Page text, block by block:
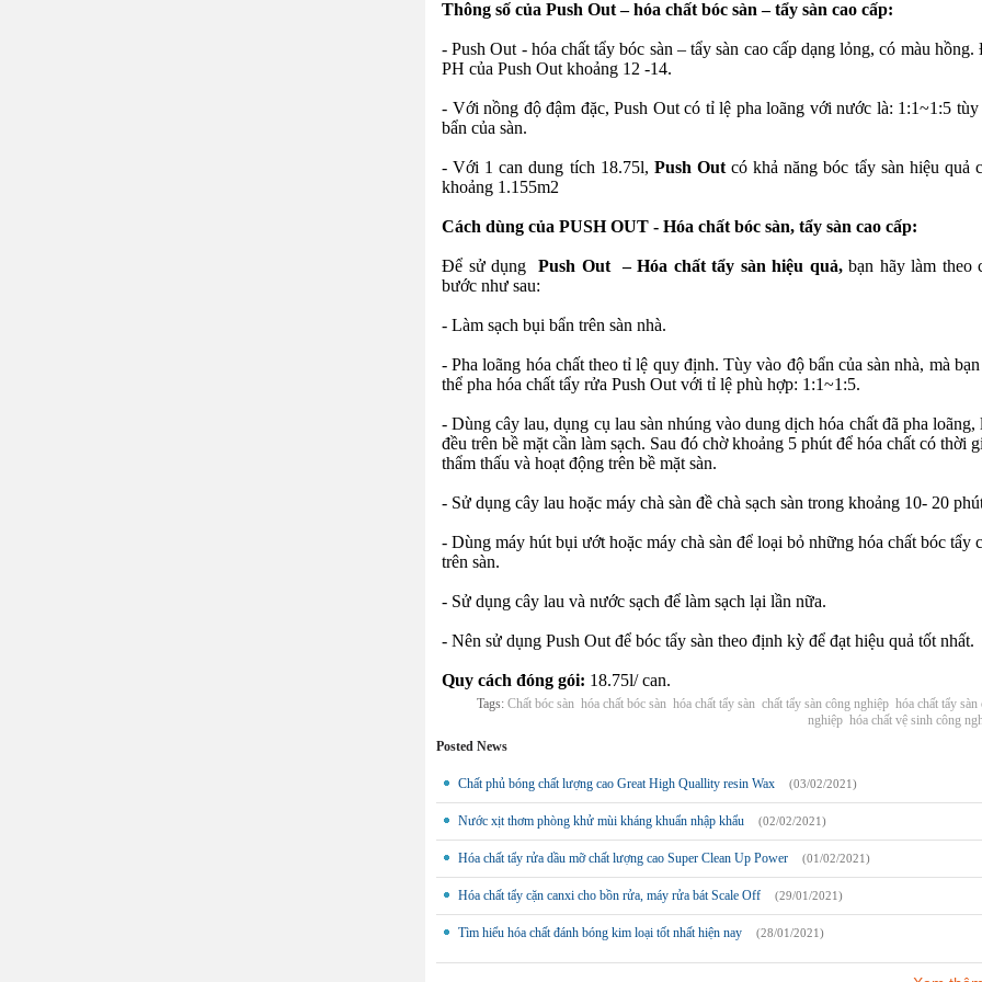
Thông số của Push Out – hóa chất bóc sàn – tẩy sàn cao cấp:
- Push Out - hóa chất tẩy bóc sàn – tẩy sàn cao cấp dạng lỏng, có màu
PH của Push Out khoảng 12 -14.
- Với nồng độ đậm đặc, Push Out có tỉ lệ pha loãng với nước là: 1:1~1:5 tùy
bẩn của sàn.
- Với 1 can dung tích 18.75l, Push Outcó khả năng bóc tẩy sàn hiệu quả
khoảng 1.155m2
Cách dùng của PUSH OUT - Hóa chất bóc sàn, tẩy sàn cao cấp:
Để sử dụng Push Out – Hóa chất tẩy sàn hiệu quả,bạn hãy làm theo
bước như sau:
- Làm sạch bụi bẩn trên sàn nhà.
- Pha loãng hóa chất theo tỉ lệ quy định. Tùy vào độ bẩn của sàn nhà, mà
thể pha hóa chất tẩy rửa Push Out với tỉ lệ phù hợp: 1:1~1:5.
- Dùng cây lau, dụng cụ lau sàn nhúng vào dung dịch hóa chất đã pha loãng,
đều trên bề mặt cần làm sạch. Sau đó chờ khoảng 5 phút để hóa chất có thời
thẩm thấu và hoạt động trên bề mặt sàn.
- Sử dụng cây lau hoặc máy chà sàn đề chà sạch sàn trong khoảng 10- 20
- Dùng máy hút bụi ướt hoặc máy chà sàn để loại bỏ những hóa chất bóc tẩy
trên sàn.
- Sử dụng cây lau và nước sạch để làm sạch lại lần nữa.
- Nên sử dụng Push Out để bóc tẩy sàn theo định kỳ để đạt hiệu quả tốt nhất.
Quy cách đóng gói: 18.75l/ can.
Tags: Chất bóc sàn hóa chất bóc sàn hóa chất tẩy sàn chất tẩy sàn công nghiệp hóa chất tẩy sàn
nghiệp hóa chất vệ sinh công
Posted News
Chất phủ bóng chất lượng cao Great High Quallity resin Wax (03/02/2021)
Nước xịt thơm phòng khử mùi kháng khuẩn nhập khẩu (02/02/2021)
Hóa chất tẩy rửa dầu mỡ chất lượng cao Super Clean Up Power (01/02/2021)
Hóa chất tẩy cặn canxi cho bồn rửa, máy rửa bát Scale Off (29/01/2021)
Tìm hiểu hóa chất đánh bóng kim loại tốt nhất hiện nay (28/01/2021)